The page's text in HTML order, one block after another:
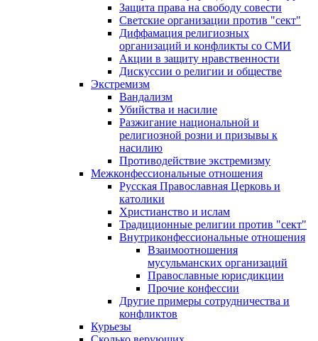
Защита права на свободу совести
Светские организации против "сект"
Диффамация религиозных
организаций и конфликты со СМИ
Акции в защиту нравственности
Дискуссии о религии и обществе
Экстремизм
Вандализм
Убийства и насилие
Разжигание национальной и
религиозной розни и призывы к
насилию
Противодействие экстремизму
Межконфессиональные отношения
Русская Православная Церковь и
католики
Христианство и ислам
Традиционные религии против "сект"
Внутриконфессиональные отношения
Взаимоотношения
мусульманских организаций
Православные юрисдикции
Прочие конфессии
Другие примеры сотрудничества и
конфликтов
Курьезы